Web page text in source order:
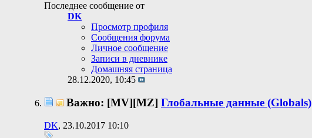
Последнее сообщение от
DK
Просмотр профиля
Сообщения форума
Личное сообщение
Записи в дневнике
Домашняя страница
28.12.2020, 10:45
Важно: [MV][MZ] Глобальные данные (Globals)
DK, 23.10.2017 10:10